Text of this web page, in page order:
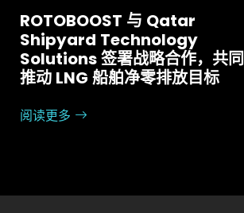
ROTOBOOST 与 Qatar
Shipyard Technology
Solutions 签署战略合作，共同
推动 LNG 船舶净零排放目标
阅读更多